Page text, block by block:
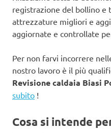
registrazione del bollino e
attrezzature migliori e
aggiornate e controllate
Per non farvi incorrere
nostro lavoro è il più
Revisione caldaia Biasi
subito !
Cosa si intende